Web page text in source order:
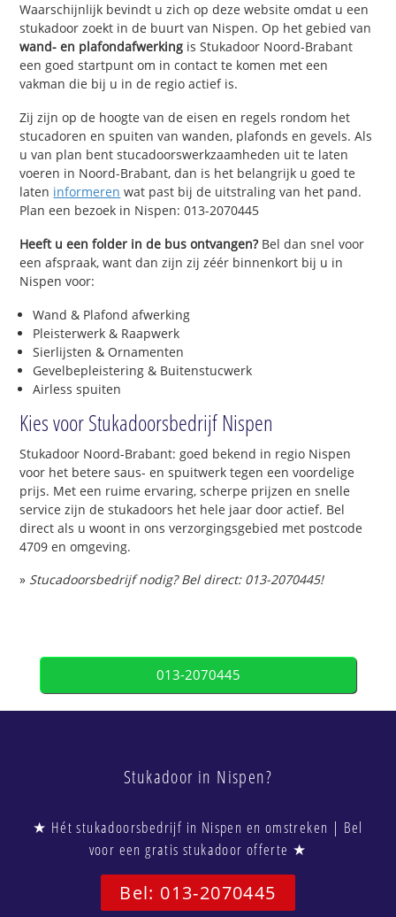
Waarschijnlijk bevindt u zich op deze website omdat u een
stukadoor zoekt in de buurt van Nispen. Op het gebied van
wand- en plafondafwerking is Stukadoor Noord-Brabant
een goed startpunt om in contact te komen met een
vakman die bij u in de regio actief is.
Zij zijn op de hoogte van de eisen en regels rondom het
stucadoren en spuiten van wanden, plafonds en gevels. Als
u van plan bent stucadoorswerkzaamheden uit te laten
voeren in Noord-Brabant, dan is het belangrijk u goed te
laten informeren wat past bij de uitstraling van het pand.
Plan een bezoek in Nispen: 013-2070445
Heeft u een folder in de bus ontvangen?Bel dan snel voor
een afspraak, want dan zijn zij zéér binnenkort bij u in
Nispen voor:
Wand & Plafond afwerking
Pleisterwerk & Raapwerk
Sierlijsten & Ornamenten
Gevelbepleistering & Buitenstucwerk
Airless spuiten
Kies voor Stukadoorsbedrijf Nispen
Stukadoor Noord-Brabant: goed bekend in regio Nispen
voor het betere saus- en spuitwerk tegen een voordelige
prijs. Met een ruime ervaring, scherpe prijzen en snelle
service zijn de stukadoors het hele jaar door actief. Bel
direct als u woont in ons verzorgingsgebied met postcode
4709 en omgeving.
» Stucadoorsbedrijf nodig? Bel direct: 013-2070445!
013-2070445
Stukadoor in Nispen?
★ Hét stukadoorsbedrijf in Nispen en omstreken | Bel
voor een gratis stukadoor offerte ★
Bel: 013-2070445